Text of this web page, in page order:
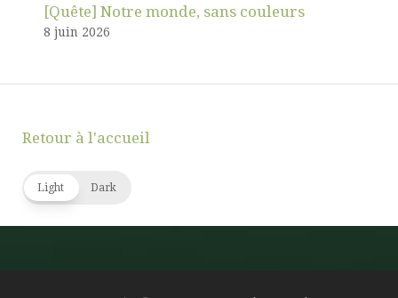
[Quête] Notre monde, sans couleurs
8 juin 2026
Retour à l'accueil
Light Dark